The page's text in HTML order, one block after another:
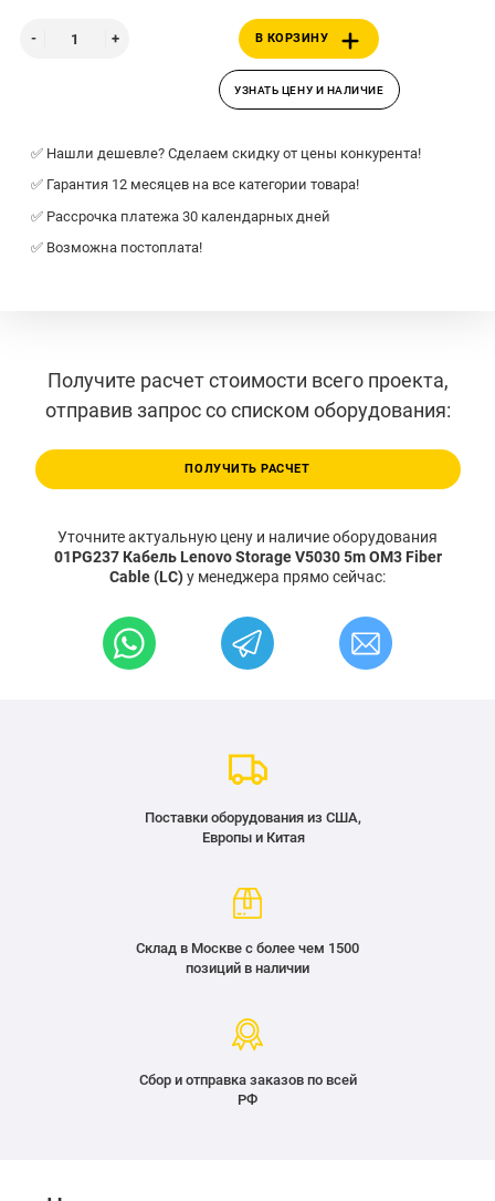
В КОРЗИНУ
УЗНАТЬ ЦЕНУ И НАЛИЧИЕ
✅ Нашли дешевле? Сделаем скидку от цены конкурента!
✅ Гарантия 12 месяцев на все категории товара!
✅ Рассрочка платежа 30 календарных дней
✅ Возможна постоплата!
Получите расчет стоимости всего проекта,
отправив запрос со списком оборудования:
ПОЛУЧИТЬ РАСЧЕТ
Уточните актуальную цену и наличие оборудования
01PG237 Кабель Lenovo Storage V5030 5m OM3 Fiber
Cable (LC)у менеджера прямо сейчас:
Поставки оборудования из США,
Европы и Китая
Склад в Москве с более чем 1500
позиций в наличии
Сбор и отправка заказов по всей
РФ